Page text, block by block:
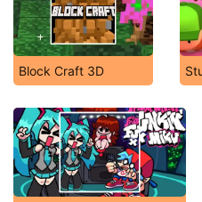
Block Craft 3D